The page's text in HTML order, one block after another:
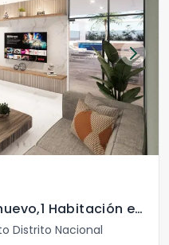
Venta de apartamento nuevo,1 Habitación en Renacimiento
Distrito Nacional